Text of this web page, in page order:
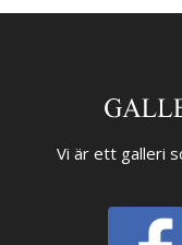
Vi är ett galleri